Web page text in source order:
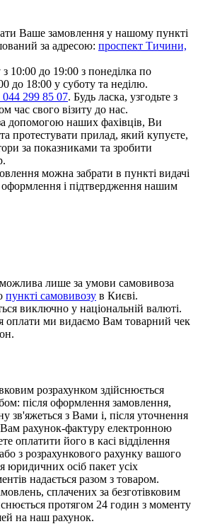
Ваше замовлення у нашому пункті
за адресою: проспект Тичини,
з 10:00 до 19:00 з понеділка по
до 18:00 у суботу та неділю.
044 299 85 07. Будь ласка, узгодьте з
час свого візиту до нас.
допомогою наших фахівців, Ви
протестувати прилад, який купуєте,
за показниками та зробити
можна забрати в пункті видачі
оформлення і підтвердження нашим
лише за умови самовивоза
пункті самовивозу в Києві.
виключно у національній валюті.
оплати ми видаємо Вам товарний чек
розрахунком здійснюється
після оформлення замовлення,
зв'яжеться з Вами і, після уточнення
рахунок-фактуру електронною
оплатити його в касі відділення
з розрахункового рахунку вашого
юридичних осіб пакет усіх
надається разом з товаром.
сплачених за безготівковим
протягом 24 годин з моменту
на наш рахунок.